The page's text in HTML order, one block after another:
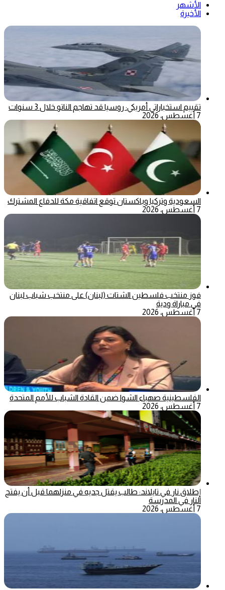
الأشهر
الأخيرة
تقييم استخباراتي أمريكي: روسيا قد تهاجم الناتو خلال 3 سنوات
7 أغسطس، 2026
السعودية وتركيا وباكستان توقع اتفاقية مكة للدفاع المشترك
7 أغسطس، 2026
فوز منتخب فلسطين الشتات (لبنان) على منتخب شباب لبنان
في مباراة ودية
7 أغسطس، 2026
الفلسطينية صهباء الشوا ضمن القادة الشباب للأمم المتحدة
7 أغسطس، 2026
إطلاق نار في تايلاند: طالب يقتل جديه في منزلهما قبل أن يفتح
النار في المدرسة
7 أغسطس، 2026